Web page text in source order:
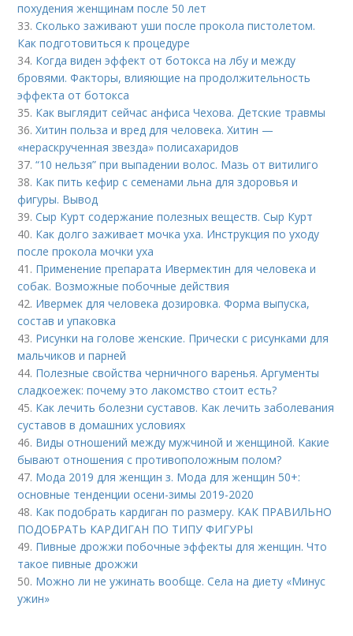
похудения женщинам после 50 лет
33.Сколько заживают уши после прокола пистолетом.
Как подготовиться к процедуре
34. Когда виден эффект от ботокса на лбу и между
бровями. Факторы, влияющие на продолжительность
эффекта от ботокса
35. Как выглядит сейчас анфиса Чехова. Детские травмы
36.Хитин польза и вред для человека. Хитин —
«нераскрученная звезда» полисахаридов
37.“10 нельзя” при выпадении волос. Мазь от витилиго
38. Как пить кефир с семенами льна для здоровья и
фигуры. Вывод
39.Сыр Курт содержание полезных веществ. Сыр Курт
40. Как долго заживает мочка уха. Инструкция по уходу
после прокола мочки уха
41. Применение препарата Ивермектин для человека и
собак. Возможные побочные действия
42. Ивермек для человека дозировка. Форма выпуска,
состав и упаковка
43. Рисунки на голове женские. Прически с рисунками для
мальчиков и парней
44. Полезные свойства черничного варенья. Аргументы
сладкоежек: почему это лакомство стоит есть?
45. Как лечить болезни суставов. Как лечить заболевания
суставов в домашних условиях
46. Виды отношений между мужчиной и женщиной. Какие
бывают отношения с противоположным полом?
47. Мода 2019 для женщин з. Мода для женщин 50+:
основные тенденции осени-зимы 2019-2020
48. Как подобрать кардиган по размеру. КАК ПРАВИЛЬНО
ПОДОБРАТЬ КАРДИГАН ПО ТИПУ ФИГУРЫ
49. Пивные дрожжи побочные эффекты для женщин. Что
такое пивные дрожжи
50. Можно ли не ужинать вообще. Села на диету «Минус
ужин»